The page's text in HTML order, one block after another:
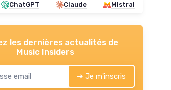
★★★★★
★★★★★ 4,5/5 — 4 avis
ChatGPT Claude Mistral
les dernières actualités de
Music Insiders
➔ Je m'inscris